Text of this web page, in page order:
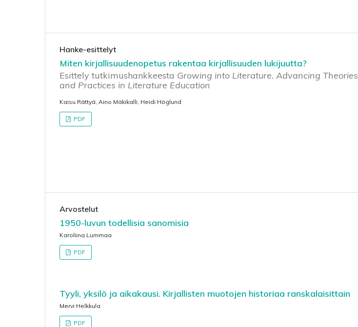
Hanke-esittelyt
Miten kirjallisuudenopetus rakentaa kirjallisuuden lukijuutta?
Esittely tutkimushankkeesta Growing into Literature. Advancing Theories
and Practices in Literature Education
Kaisu Rättyä, Aino Mäkikalli, Heidi Höglund
PDF
Arvostelut
1950-luvun todellisia sanomisia
Karoliina Lummaa
PDF
Tyyli, yksilö ja aikakausi. Kirjallisten muotojen historiaa ranskalaisittain
Mervi Helkkula
PDF